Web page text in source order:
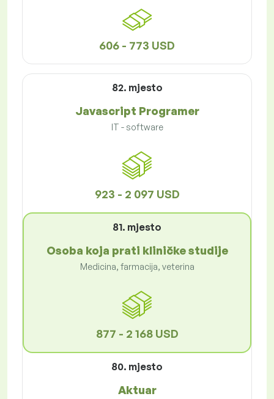
606 - 773 USD
82. mjesto
Javascript Programer
IT - software
923 - 2 097 USD
81. mjesto
Osoba koja prati kliničke studije
Medicina, farmacija, veterina
877 - 2 168 USD
80. mjesto
Aktuar